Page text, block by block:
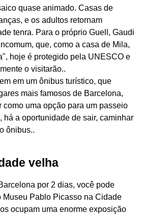
quase animado. Casas de
e os adultos retornam
tenra. Para o próprio Guell, Gaudi
que, como a casa de Mila,
hoje é protegido pela UNESCO e
o visitarão..
em um ônibus turístico, que
mais famosos de Barcelona,
como uma opção para um passeio
há a oportunidade de sair, caminhar
ônibus..
velha
por 2 dias, você pode
Museu Pablo Picasso na Cidade
ocupam uma enorme exposição